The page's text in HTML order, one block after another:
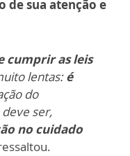
de sua atenção e
cumprir as leis
lentas:é
do
ser,
no cuidado